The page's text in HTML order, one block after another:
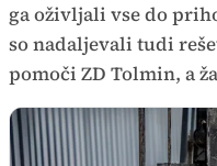
ga oživljali vse do
so nadaljevali tudi
pomoči ZD Tolmin, a